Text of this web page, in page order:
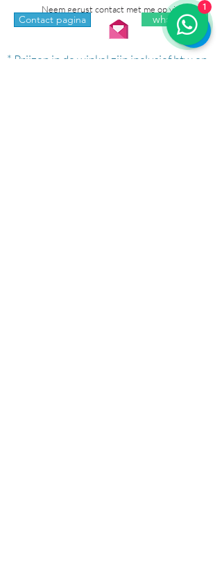
Neem gerust contact met me op via:
Contact pagina whatsapp
* Prijzen in de winkel zijn inclusief btw en
1